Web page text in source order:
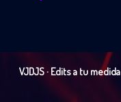
VJDJS · Edits a tu medida